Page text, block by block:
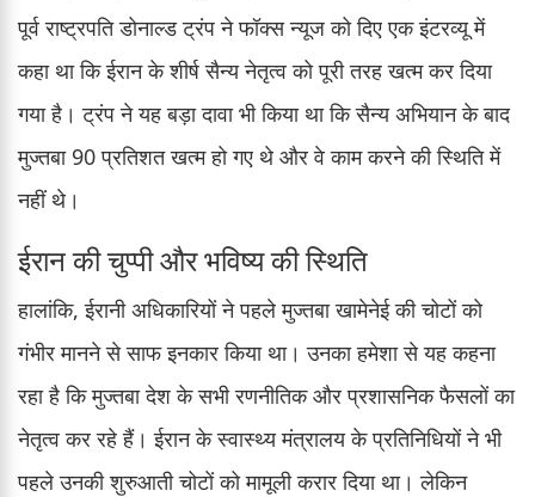
पूर्व राष्ट्रपति डोनाल्ड ट्रंप ने फॉक्स न्यूज को दिए एक इंटरव्यू में
कहा था कि ईरान के शीर्ष सैन्य नेतृत्व को पूरी तरह खत्म कर दिया
गया है। ट्रंप ने यह बड़ा दावा भी किया था कि सैन्य अभियान के बाद
मुज्तबा 90 प्रतिशत खत्म हो गए थे और वे काम करने की स्थिति में
नहीं थे।
ईरान की चुप्पी और भविष्य की स्थिति
हालांकि, ईरानी अधिकारियों ने पहले मुज्तबा खामेनेई की चोटों को
गंभीर मानने से साफ इनकार किया था। उनका हमेशा से यह कहना
रहा है कि मुज्तबा देश के सभी रणनीतिक और प्रशासनिक फैसलों का
नेतृत्व कर रहे हैं। ईरान के स्वास्थ्य मंत्रालय के प्रतिनिधियों ने भी
पहले उनकी शुरुआती चोटों को मामूली करार दिया था। लेकिन